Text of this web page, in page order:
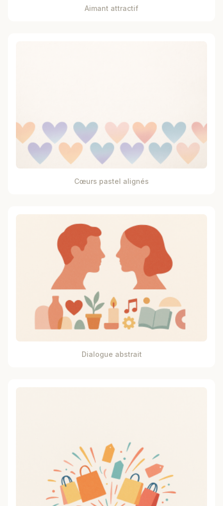
Aimant attractif
Cœurs pastel alignés
Dialogue abstrait